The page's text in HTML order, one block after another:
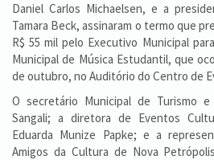
Daniel Carlos Michaelsen, e a
Tamara Beck, assinaram o termo que
R$ 55 mil pelo Executivo Municipal
Municipal de Música Estudantil, que
de outubro, no Auditório do Centro de
O secretário Municipal de Turismo
Sangali; a diretora de Eventos
Eduarda Munize Papke; e a
Amigos da Cultura de Nova